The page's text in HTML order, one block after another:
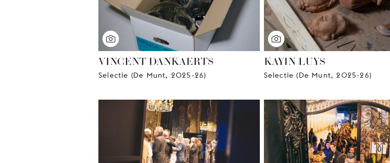
VINCENT DANKAERTS
Selectie (De Munt, 2025-26)
KAYIN LUYS
Selectie (De Munt, 2025-26)